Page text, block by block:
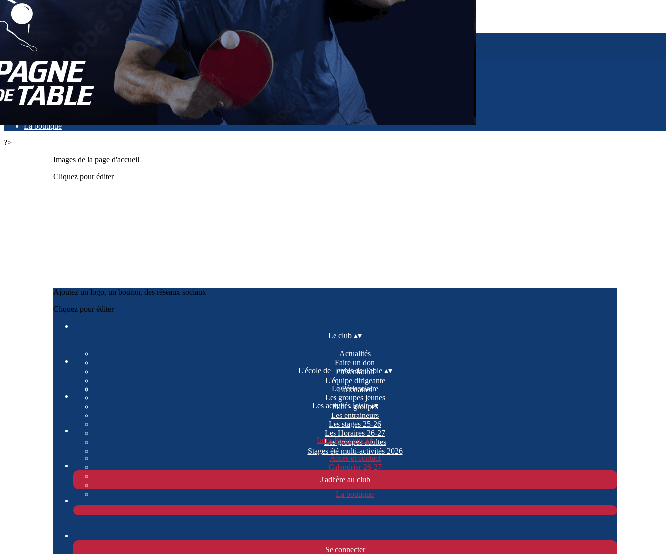
Exporter les lignes sélectionnées
Exporter toutes les colonnes
Exporter uniquement les colonnes affichées
<
>
Accès et contact
Calendrier 26-27
Les tarifs 26-27
La boutique
?>
Images de la page d'accueil
Cliquez pour éditer
Ajoutez un logo, un bouton, des réseaux sociaux
Cliquez pour éditer
Le club ▴▾
Actualités
Faire un don
Présentation
L'équipe dirigeante
Partenaires
L'école de Tennis de Table ▴▾
Le Périscolaire
Les groupes jeunes
Mini - groupes
Les entraineurs
Les stages 25-26
Les Horaires 26-27
Les groupes adultes
Stages été multi-activités 2026
Les activités loisir▴▾
Infos Pratiques▴▾
Accès et contact
Calendrier 26-27
Les tarifs 26-27
Inscriptions 26-27
La boutique
J'adhère au club
Se connecter